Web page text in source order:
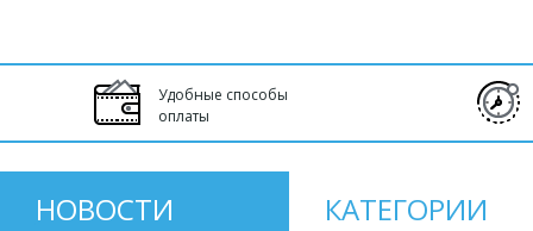
Удобные способы
оплаты
НОВОСТИ КАТЕГОРИИ